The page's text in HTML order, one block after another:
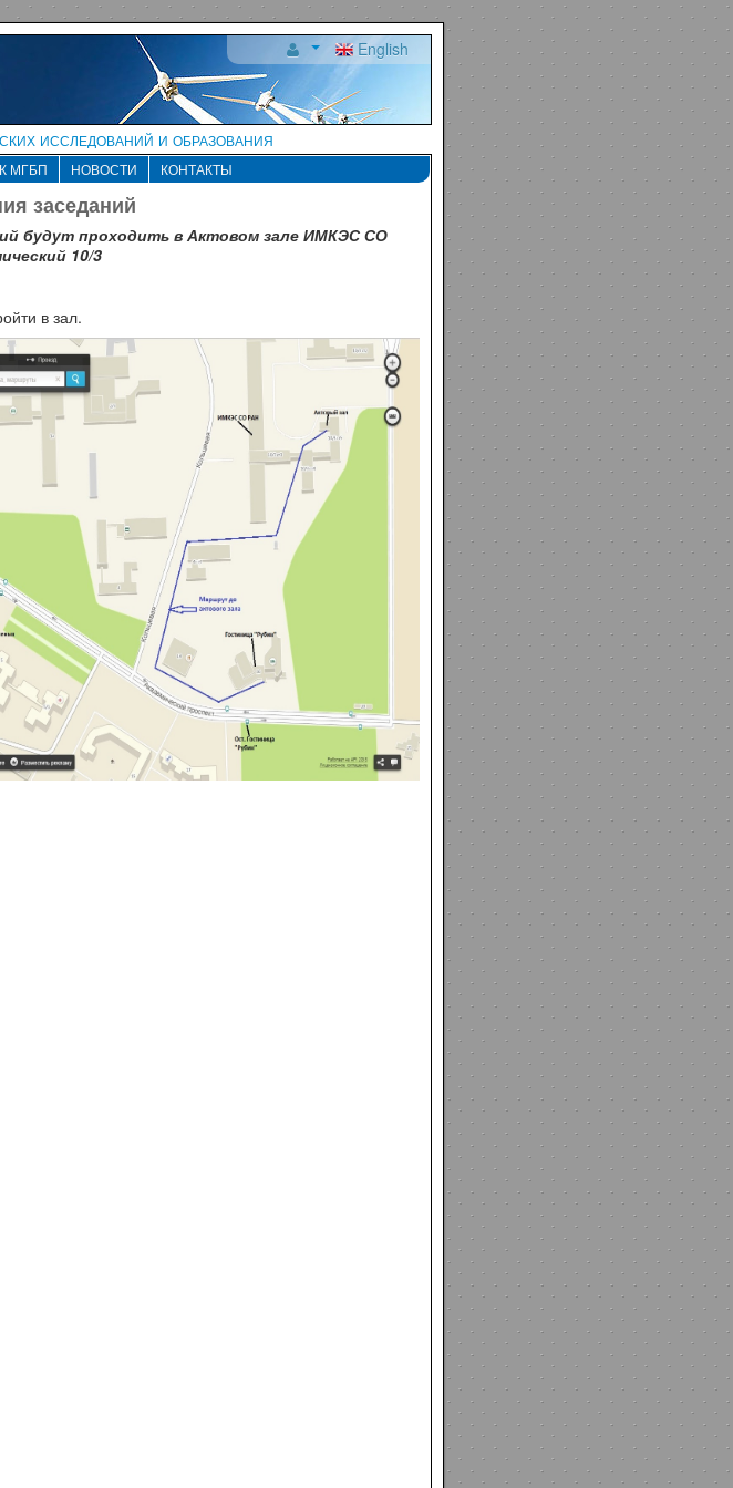
English
исследований и образования
МГБП НОВОСТИ КОНТАКТЫ
заседаний
будут проходить в Актовом зале ИМКЭС СО
10/3
в зал.